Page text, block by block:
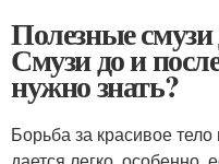
Полезные
Смузи до и
нужно знать?
Борьба за красивое